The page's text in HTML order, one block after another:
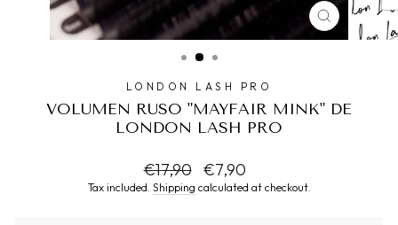
CLOSE
(ESC)
LONDON LASH PRO
VOLUMEN RUSO "MAYFAIR MINK" DE
LONDON LASH PRO
Regular
price
€17,90
Sale
price
€7,90
Tax included. Shipping calculated at checkout.